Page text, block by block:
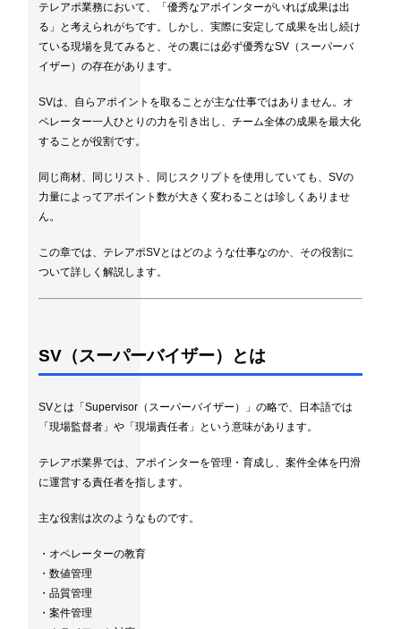
テレアポ業務において、「優秀なアポインターがいれば成果は出
る」と考えられがちです。しかし、実際に安定して成果を出し続け
ている現場を見てみると、その裏には必ず優秀なSV（スーパーバ
イザー）の存在があります。
SVは、自らアポイントを取ることが主な仕事ではありません。オ
ペレーター一人ひとりの力を引き出し、チーム全体の成果を最大化
することが役割です。
同じ商材、同じリスト、同じスクリプトを使用していても、SVの
力量によってアポイント数が大きく変わることは珍しくありませ
ん。
この章では、テレアポSVとはどのような仕事なのか、その役割に
ついて詳しく解説します。
SV（スーパーバイザー）とは
SVとは「Supervisor（スーパーバイザー）」の略で、日本語では
「現場監督者」や「現場責任者」という意味があります。
テレアポ業界では、アポインターを管理・育成し、案件全体を円滑
に運営する責任者を指します。
主な役割は次のようなものです。
・オペレーターの教育
・数値管理
・品質管理
・案件管理